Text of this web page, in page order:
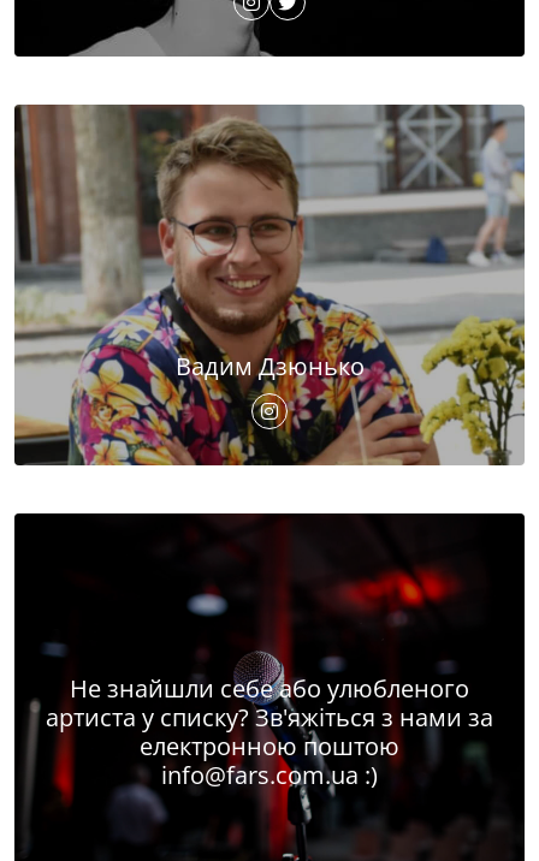
Вадим Дзюнько
Не знайшли себе або улюбленого
артиста у списку? Зв'яжіться з нами за
електронною поштою
info@fars.com.ua :)